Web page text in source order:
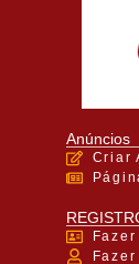
Anúncios
Criar